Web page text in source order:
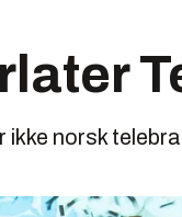
ikke norsk